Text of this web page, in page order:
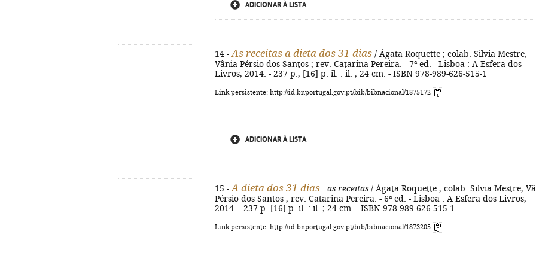
ADICIONAR À LISTA
14 - As receitas a dieta dos 31 dias / Ágata Roquette ; colab. Silvia Mestre,
Vânia Pérsio dos Santos ; rev. Catarina Pereira. - 7ª ed. - Lisboa : A Esfera dos
Livros, 2014. - 237 p., [16] p. il. : il. ; 24 cm. - ISBN 978-989-626-515-1
Link persistente: http://id.bnportugal.gov.pt/bib/bibnacional/1875172
ADICIONAR À LISTA
15 - A dieta dos 31 dias : as receitas / Ágata Roquette ; colab. Silvia Mestre,
Pérsio dos Santos ; rev. Catarina Pereira. - 6ª ed. - Lisboa : A Esfera dos Livros,
2014. - 237 p. [16] p. il. : il. ; 24 cm. - ISBN 978-989-626-515-1
Link persistente: http://id.bnportugal.gov.pt/bib/bibnacional/1873205